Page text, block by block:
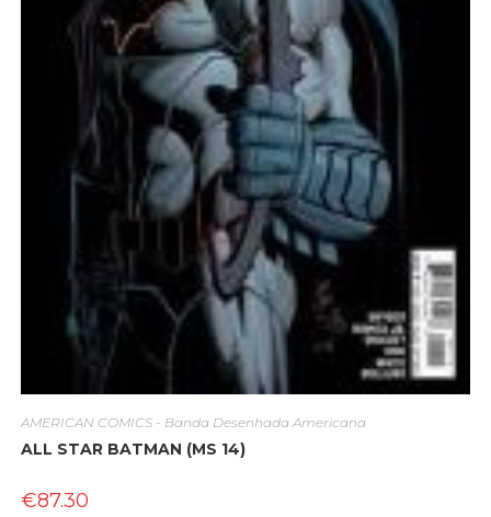
AMERICAN COMICS - Banda Desenhada Americana
ALL STAR BATMAN (MS 14)
€87.30